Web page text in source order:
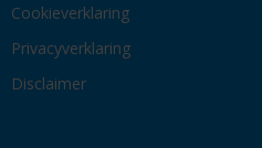
Cookieverklaring
Privacyverklaring
Disclaimer